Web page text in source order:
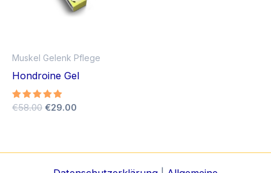
Muskel Gelenk Pflege
Hondroine Gel
Bewertet
€58.00 Ursprünglicher
€29.00